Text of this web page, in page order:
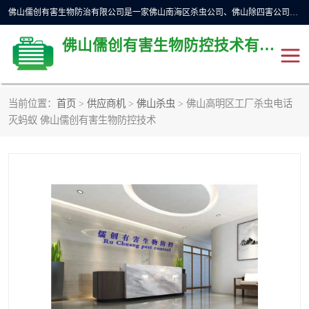
佛山儒创有害生物防治有限公司是一家佛山南海区杀虫公司、佛山除四害公司、佛山灭白蚁公司、佛山白蚁防治公司，让您远离虫害困扰。要问佛山白蚁防治哪家好？佛山儒创有害生物防治有限公司全佛山、广州，正规公司，上门勘查，可靠，售后有保障。
佛山儒创有害生物防控技术有限公司
当前位置： 首页 > 供应商机 > 佛山杀虫 > 佛山高明区工厂杀虫电话
灭蚂蚁 佛山儒创有害生物防控技术
除四害公司
佛山灭白蚁公司 佛山杀虫公司
佛山除四害公司 灭鼠
灭蜱虫 消杀
灭跳蚤